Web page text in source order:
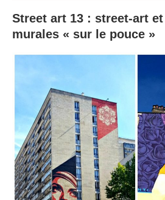
Street art 13 : street-art
murales « sur le pouce »